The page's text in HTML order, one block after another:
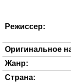
Режиссер:
Оригинальное
Жанр:
Страна: